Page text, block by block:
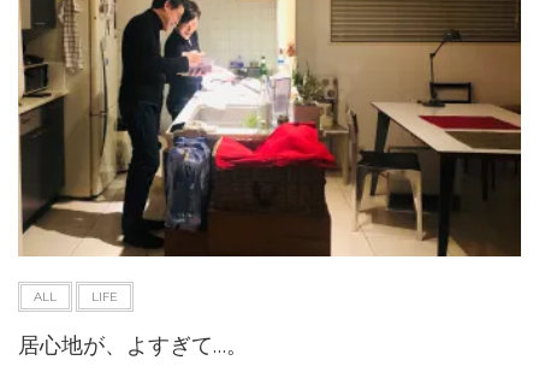
ALL LIFE
居心地が、よすぎて…。